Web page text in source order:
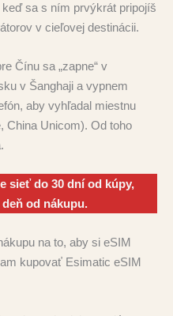
sa s ním prvýkrát pripojíš
v cieľovej destinácii.
Čínu sa „zapne“ v
v Šanghaji a vypnem
aby vyhľadal miestnu
China Unicom). Od toho
sieť do 30 dní od kúpy,
od nákupu.
na to, aby si eSIM
kupovať Esimatic eSIM